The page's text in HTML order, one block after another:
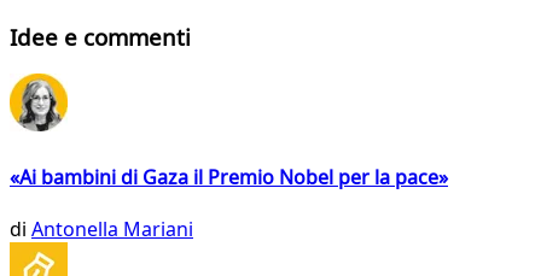
Idee e commenti
«Ai bambini di Gaza il Premio Nobel per la pace»
di Antonella Mariani